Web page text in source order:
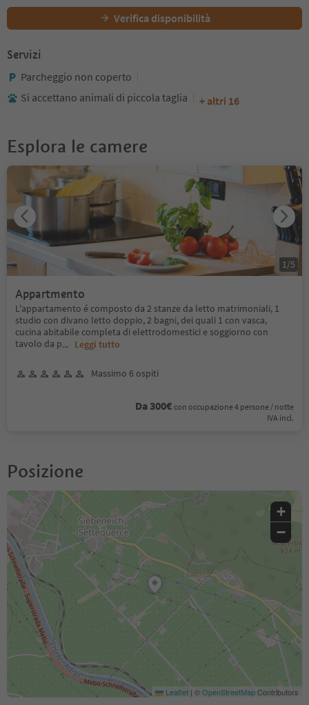
Verifica disponibilità
Servizi
Parcheggio non coperto
Si accettano animali di piccola taglia
+ altri 16
Esplora le camere
Appartmento
L'appartamento é composto da 2 stanze da letto matrimoniali, 1
studio con divano letto doppio, 2 bagni, dei quali 1 con vasca,
cucina abitabile completa di elettrodomestici e soggiorno con
tavolo da p... Leggi tutto
Massimo 6 ospiti
Da 300€ con occupazione 4 persone / notte
IVA incl.
1/5
Posizione
+
−
Leaflet | ©OpenStreetMapContributors